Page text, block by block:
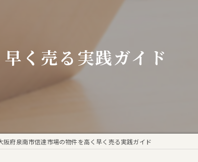
買 く売る実践ガイド
阪府泉南市信達市場の物件を高く早く売る実践ガイド